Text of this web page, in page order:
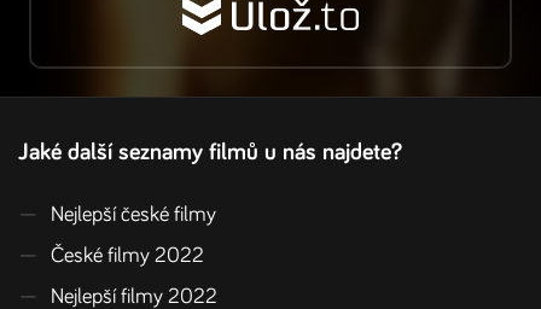
Jaké další seznamy filmů u nás najdete?
—
Nejlepší české filmy
—
České filmy 2022
—
Nejlepší filmy 2022